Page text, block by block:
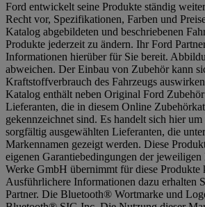
Ford entwickelt seine Produkte ständig
Recht vor, Spezifikationen, Farben und
Katalog abgebildeten und beschriebenen
Produkte jederzeit zu ändern. Ihr Ford
Informationen hierüber für Sie bereit.
abweichen. Der Einbau von Zubehör kann
Kraftstoffverbrauch des Fahrzeugs
Katalog enthält neben Original Ford
Lieferanten, die in diesem Online
gekennzeichnet sind. Es handelt sich hier
sorgfältig ausgewählten Lieferanten, die
Markennamen gezeigt werden. Diese
eigenen Garantiebedingungen der
Werke GmbH übernimmt für diese Produkte
Ausführlichere Informationen dazu erhalten
Partner. Die Bluetooth® Wortmarke und